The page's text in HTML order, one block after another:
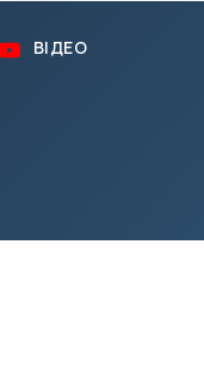
ВІДЕО